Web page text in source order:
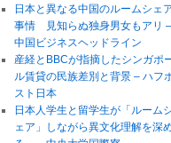
日本と異なる中国のルームシェ
事情 見知らぬ独身男女もアリ –
中国ビジネスヘッドライン
産経とBBCが指摘したシンガポ
ル賃貸の民族差別と背景 – ハフ
スト日本
日本人学生と留学生が「ルーム
ェア」しながら異文化理解を深